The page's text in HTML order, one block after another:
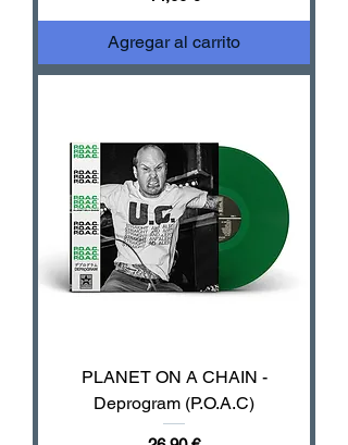
Agregar al carrito
PLANET ON A CHAIN -
Deprogram (P.O.A.C)